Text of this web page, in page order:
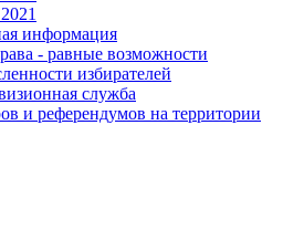
информация
- равные возможности
избирателей
служба
и референдумов на территории